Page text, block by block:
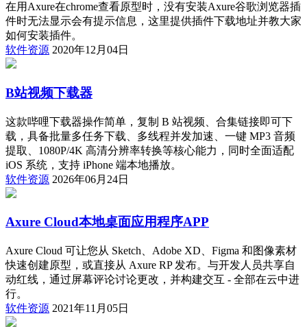
在用Axure在chrome查看原型时，没有安装Axure谷歌浏览器插
件时无法显示会有提示信息，这里提供插件下载地址并教大家
如何安装插件。
软件资源 2020年12月04日
B站视频下载器
这款哔哩下载器操作简单，复制 B 站视频、合集链接即可下
载，具备批量多任务下载、多线程并发加速、一键 MP3 音频
提取、1080P/4K 高清分辨率转换等核心能力，同时全面适配
iOS 系统，支持 iPhone 端本地播放。
软件资源 2026年06月24日
Axure Cloud本地桌面应用程序APP
Axure Cloud 可让您从 Sketch、Adobe XD、Figma 和图像素材
快速创建原型，或直接从 Axure RP 发布。与开发人员共享自
动红线，通过屏幕评论讨论更改，并构建交互 - 全部在云中进
行。
软件资源 2021年11月05日